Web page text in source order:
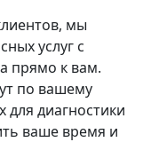
мы
услуг с
прямо к вам.
по вашему
для диагностики
ваше время и